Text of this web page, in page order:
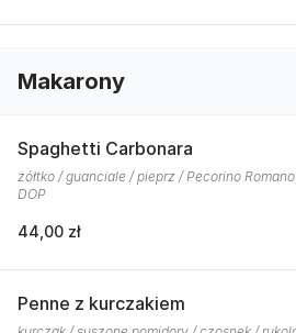
Makarony
Spaghetti Carbonara
żółtko / guanciale / pieprz / Pecorino
DOP
44,00 zł
Penne z kurczakiem